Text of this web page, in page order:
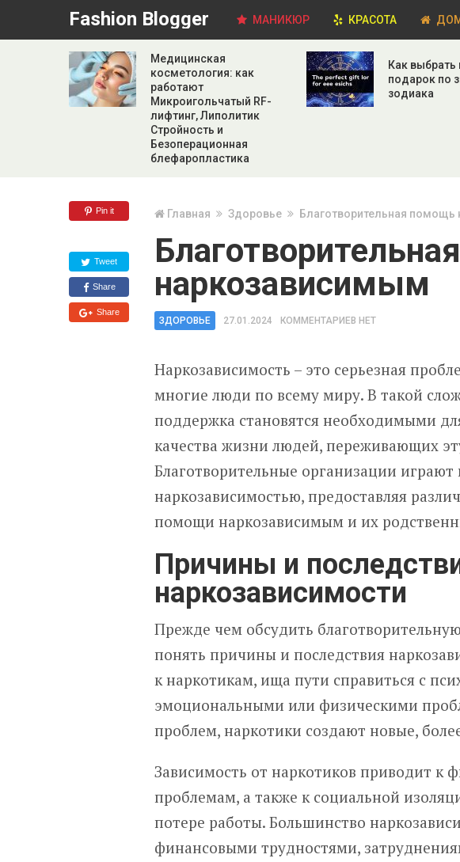
Fashion Blogger МАНИКЮР КРАСОТА
Медицинская
косметология: как
работают
Микроигольчатый RF-
лифтинг, Липолитик
Стройность и
Безоперационная
блефаропластика
Как
подарок по
зодиака
Pin it
Tweet
Share
Share
Главная Здоровье Благотворительная
наркозависимым
ЗДОРОВЬЕ 27.01.2024 КОММЕНТАРИЕВ НЕТ
Наркозависимость – это серьезная
многие люди по всему миру. В такой
поддержка становятся необходимыми
качества жизни людей, переживающих
Благотворительные организации
наркозависимостью, предоставляя
помощи наркозависимым и их
Причины и
наркозависимости
Прежде чем обсудить
понять причины и последствия
к наркотикам, ища пути справиться с
эмоциональными или физическими
проблем, наркотики создают новые,
Зависимость от наркотиков приводит к
проблемам, а также к социальной
потере работы. Большинство
финансовыми трудностями,